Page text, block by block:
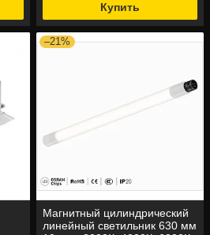
Купить
–21%
Магнитный цилиндрический
линейный светильник 630 мм